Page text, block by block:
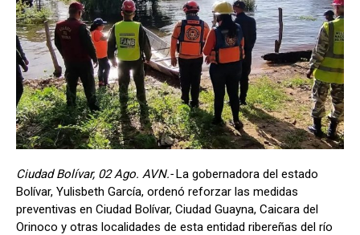
Ciudad Bolívar, 02 Ago. AVN.-La gobernadora del estado
Bolívar, Yulisbeth García, ordenó reforzar las medidas
preventivas en Ciudad Bolívar, Ciudad Guayna, Caicara del
Orinoco y otras localidades de esta entidad ribereñas del río